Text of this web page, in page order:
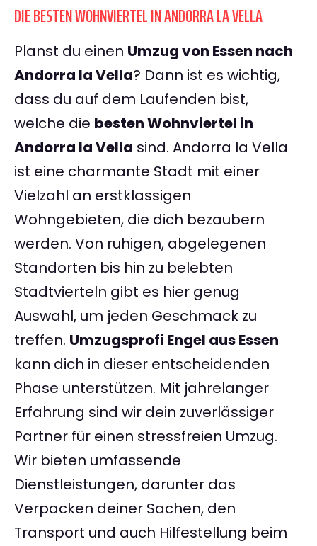
DIE BESTEN WOHNVIERTEL IN ANDORRA LA VELLA
Planst du einen Umzug von Essen nach
Andorra la Vella? Dann ist es wichtig,
dass du auf dem Laufenden bist,
welche die besten Wohnviertel in
Andorra la Vella sind. Andorra la Vella
ist eine charmante Stadt mit einer
Vielzahl an erstklassigen
Wohngebieten, die dich bezaubern
werden. Von ruhigen, abgelegenen
Standorten bis hin zu belebten
Stadtvierteln gibt es hier genug
Auswahl, um jeden Geschmack zu
treffen. Umzugsprofi Engel aus Essen
kann dich in dieser entscheidenden
Phase unterstützen. Mit jahrelanger
Erfahrung sind wir dein zuverlässiger
Partner für einen stressfreien Umzug.
Wir bieten umfassende
Dienstleistungen, darunter das
Verpacken deiner Sachen, den
Transport und auch Hilfestellung beim